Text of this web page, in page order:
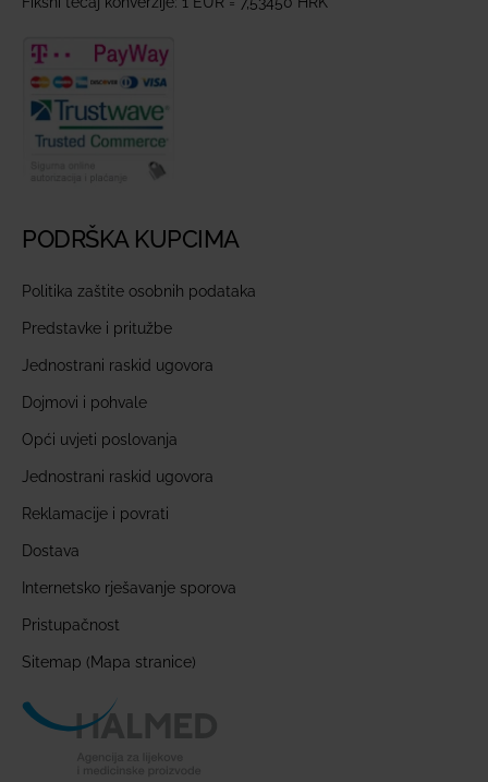
PODRŠKA KUPCIMA
Politika zaštite osobnih podataka
Predstavke i pritužbe
Jednostrani raskid ugovora
Dojmovi i pohvale
Opći uvjeti poslovanja
Jednostrani raskid ugovora
Reklamacije i povrati
Dostava
Internetsko rješavanje sporova
Pristupačnost
Sitemap (Mapa stranice)